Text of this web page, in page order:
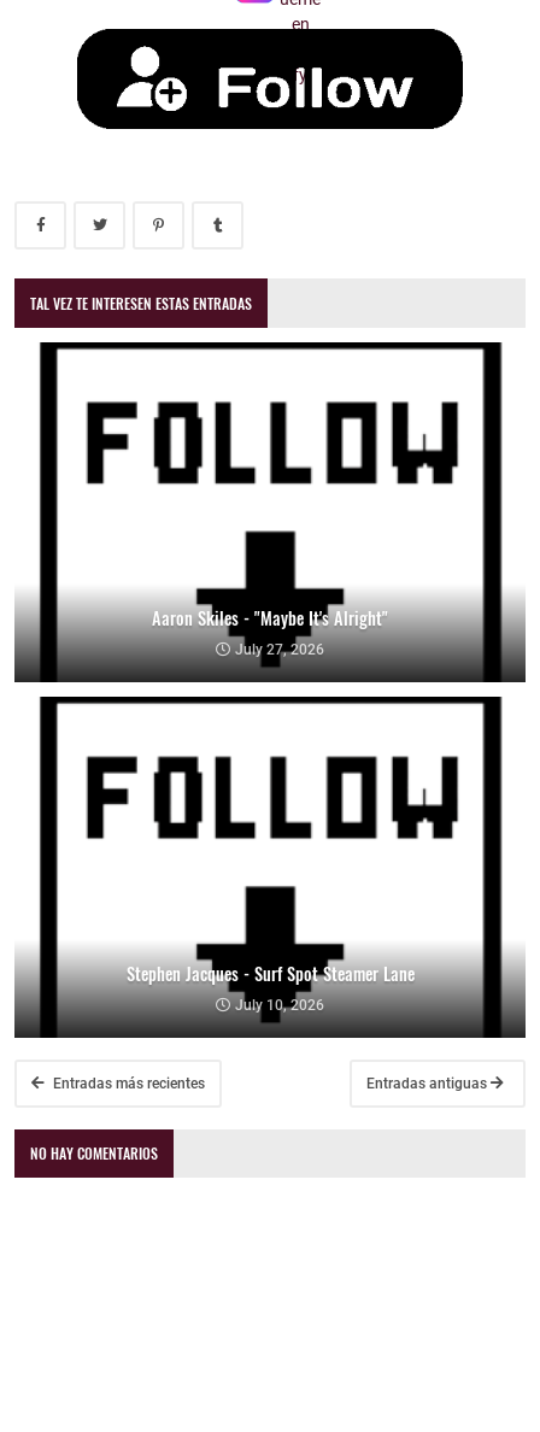
TAL VEZ TE INTERESEN ESTAS ENTRADAS
Aaron Skiles - "Maybe It's Alright"
July 27, 2026
Stephen Jacques - Surf Spot Steamer Lane
July 10, 2026
Entradas más recientes Entradas antiguas
NO HAY COMENTARIOS